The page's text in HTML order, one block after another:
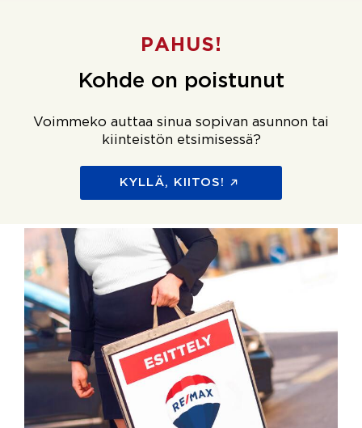
PAHUS!
Kohde on poistunut
Voimmeko auttaa sinua sopivan asunnon tai
kiinteistön etsimisessä?
KYLLÄ, KIITOS!